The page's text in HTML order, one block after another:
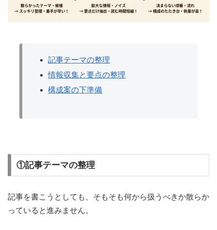
記事テーマの整理
情報収集と要点の整理
構成案の下準備
①記事テーマの整理
記事を書こうとしても、そもそも何から扱うべきか散らか
っていると進みません。